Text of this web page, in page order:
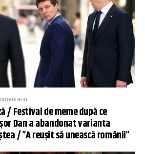
/ Festival de meme după ce
Dan a abandonat varianta
/ ”A reușit să unească românii”